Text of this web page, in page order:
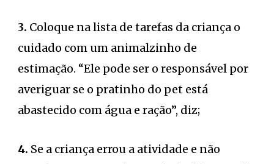
3. Coloque na lista de tarefas da criança o
cuidado com um animalzinho de
estimação. “Ele pode ser o responsável por
averiguar se o pratinho do pet está
abastecido com água e ração”, diz;
4. Se a criança errou a atividade e não